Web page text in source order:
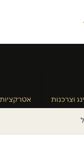
וצרכנות אטרקציות